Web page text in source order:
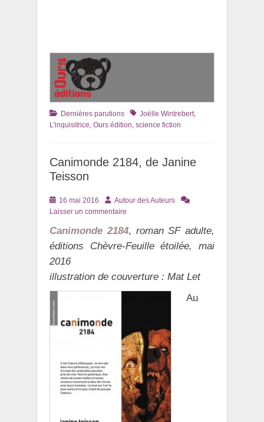
Catégories
Dernières parutions TagsJoëlle Wintrebert,
L'inquisitrice, Ours édition, science fiction
Canimonde 2184, de Janine
Teisson
Posté
le
16 mai 2016 AuteurAutour des Auteurs
Laisser un commentaire
Canimonde 2184, roman SF adulte,
éditions Chèvre-Feuille étoilée, mai
2016
illustration de couverture : Mat Let
Au